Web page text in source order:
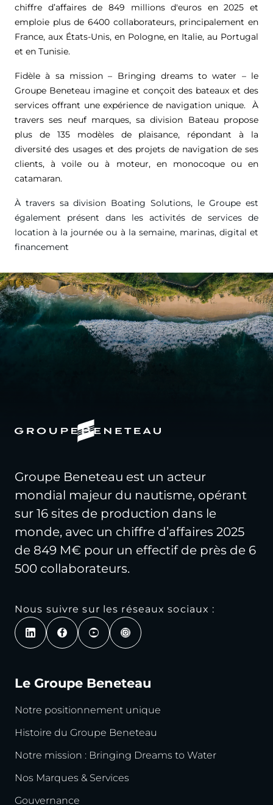
chiffre d’affaires de 849 millions d'euros en 2025 et
emploie plus de 6400 collaborateurs, principalement en
France, aux États-Unis, en Pologne, en Italie, au Portugal
et en Tunisie.
Fidèle à sa mission – Bringing dreams to water – le
Groupe Beneteau imagine et conçoit des bateaux et des
services offrant une expérience de navigation unique. À
travers ses neuf marques, sa division Bateau propose
plus de 135 modèles de plaisance, répondant à la
diversité des usages et des projets de navigation de ses
clients, à voile ou à moteur, en monocoque ou en
catamaran.
À travers sa division Boating Solutions, le Groupe est
également présent dans les activités de services de
location à la journée ou à la semaine, marinas, digital et
financement
Groupe Beneteau est un acteur
mondial majeur du nautisme, opérant
sur 16 sites de production dans le
monde, avec un chiffre d’affaires 2025
de 849 M€ pour un effectif de près de 6
500 collaborateurs.
Nous suivre sur les réseaux sociaux :
Le Groupe Beneteau
Notre positionnement unique
Histoire du Groupe Beneteau
Notre mission : Bringing Dreams to Water
Nos Marques & Services
Gouvernance